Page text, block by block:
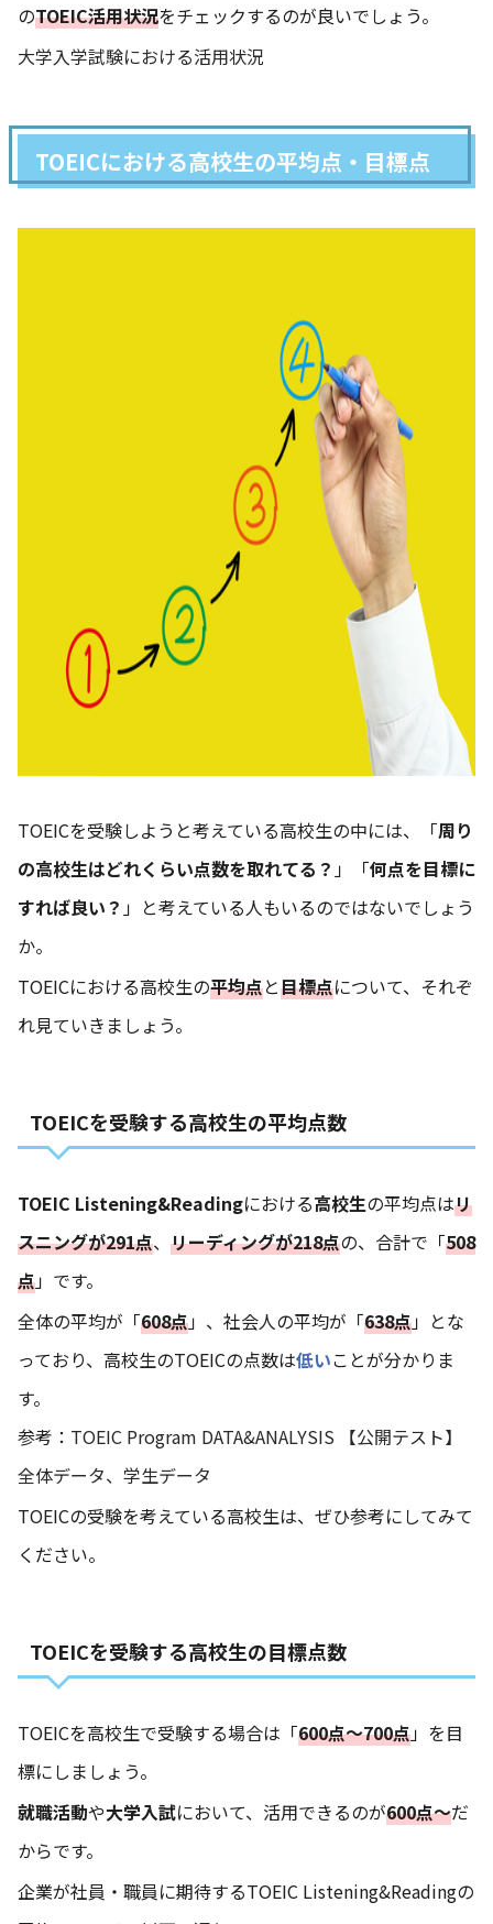
のTOEIC活用状況をチェックするのが良いでしょう。
大学入学試験における活用状況
TOEICにおける高校生の平均点・目標点
TOEICを受験しようと考えている高校生の中には、「周り
の高校生はどれくらい点数を取れてる？ 」「何点を目標に
すれば良い？ 」と考えている人もいるのではないでしょう
か。
TOEICにおける高校生の平均点と目標点について、それぞ
れ見ていきましょう。
TOEICを受験する高校生の平均点数
TOEIC Listening&Readingにおける高校生の平均点はリ
スニングが291点、 リーディングが218点の、合計で「508
点」です。
全体の平均が「608点」、社会人の平均が「638点」とな
っており、高校生のTOEICの点数は低いことが分かりま
す。
参考： TOEIC Program DATA&ANALYSIS 【公開テスト】
全体データ、学生データ
TOEICの受験を考えている高校生は、ぜひ参考にしてみて
ください。
TOEICを受験する高校生の目標点数
TOEICを高校生で受験する場合は「600点～700点」を目
標にしましょう。
就職活動や大学入試において、活用できるのが600点～だ
からです。
企業が社員・職員に期待するTOEIC Listening&Readingの